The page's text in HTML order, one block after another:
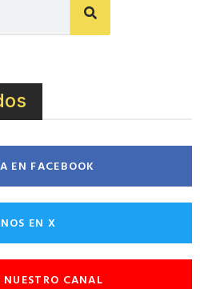
EN FACEBOOK
EN X
NUESTRO CANAL